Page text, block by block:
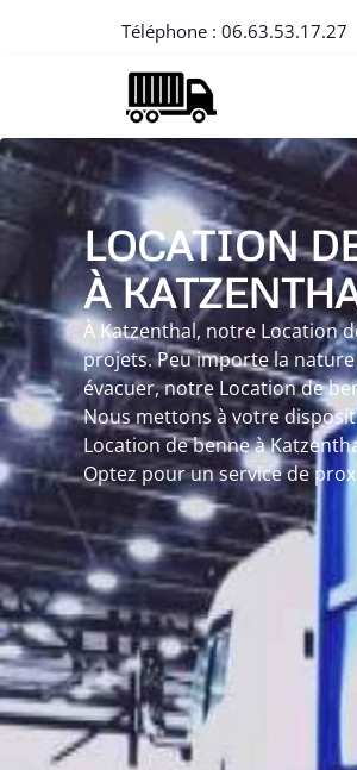
Téléphone : 06.63.53.17.27
LOCATION
À
À Katzenthal, notre Location
projets. Peu importe la
évacuer, notre Location de
Nous mettons à votre
Location de benne à
Optez pour un service de